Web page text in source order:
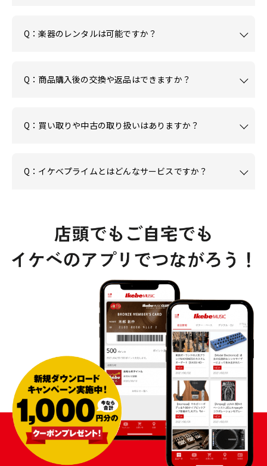
Q：楽器のレンタルは可能ですか？
Q：商品購入後の交換や返品はできますか？
Q：買い取りや中古の取り扱いはありますか？
Q：イケベプライムとはどんなサービスですか？